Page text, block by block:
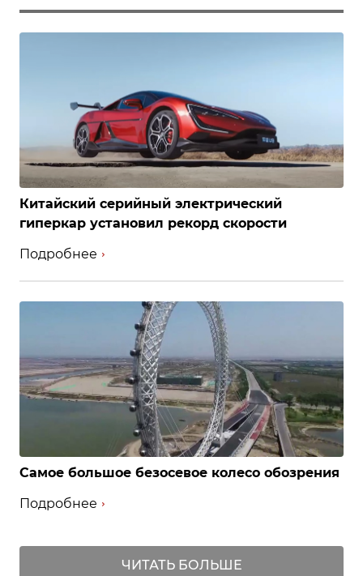
Китайский серийный электрический
гиперкар установил рекорд скорости
Подробнее
Самое большое безосевое колесо обозрения
Подробнее
ЧИТАТЬ БОЛЬШЕ